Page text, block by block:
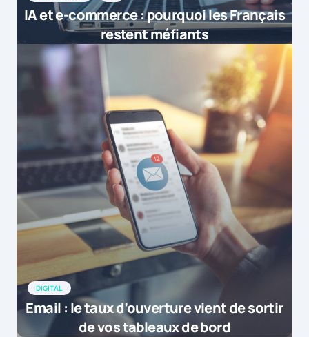
IA et e-commerce : pourquoi les Français
restent méfiants
DIGITAL
Email : le taux d’ouverture vient de sortir
de vos tableaux de bord